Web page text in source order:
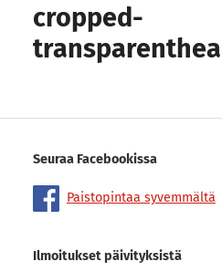
cropped-
Seuraa Facebookissa
Paistopintaa syvemmältä
Ilmoitukset päivityksistä